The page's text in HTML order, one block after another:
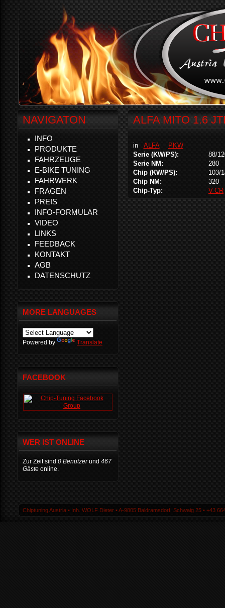
ALFA MITO 1.6
in ALFA
PKW
Serie (KW/PS):
88/
Serie NM:
280
Chip (KW/PS):
103/
Chip NM:
320
Chip-Typ:
V-CR
NAVIGATON
INFO
PRODUKTE
FAHRZEUGE
E-BIKE TUNING
FAHRWERK
FRAGEN
PREIS
INFO-FORMULAR
VIDEO
LINKS
FEEDBACK
KONTAKT
AGB
DATENSCHUTZ
MORE LANGUAGES
Powered by Translate
FACEBOOK
WER IST ONLINE
Zur Zeit sind 0 Benutzerund 467
Gäste online.
Chiptuning Austria ▪ Inh. WOLF Dieter ▪ A-9805 Baldramsdorf, Schwaig 25 ▪ +43